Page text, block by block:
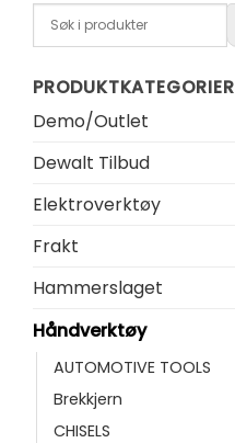
PRODUKTKATEGORIER
Demo/Outlet
Dewalt Tilbud
Elektroverktøy
Frakt
Hammerslaget
Håndverktøy
AUTOMOTIVE TOOLS
Brekkjern
CHISELS